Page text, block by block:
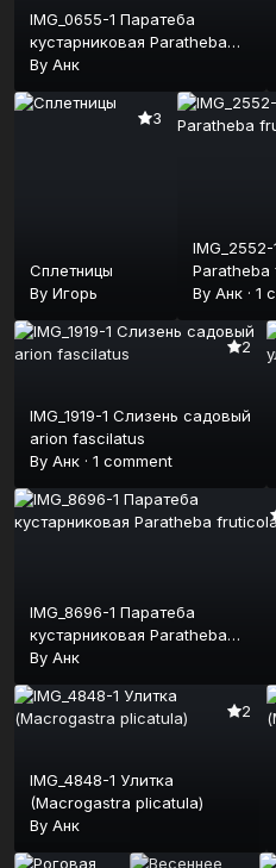
IMG_0655-1 Паратеба
кустарниковая Paratheba
fruticola.
By Анк
3
Сплетницы
By Игорь
IMG_2552-1 Паратеба
Paratheba
By Анк· 1
2
IMG_1919-1 Слизень садовый
arion fascilatus
By Анк · 1 comment
IMG_8696-1 Паратеба
кустарниковая Paratheba
fruticola
By Анк
2
IMG_4848-1 Улитка
(Macrogastra plicatula)
By Анк